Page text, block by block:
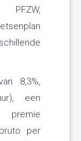
8,3%,
een
per